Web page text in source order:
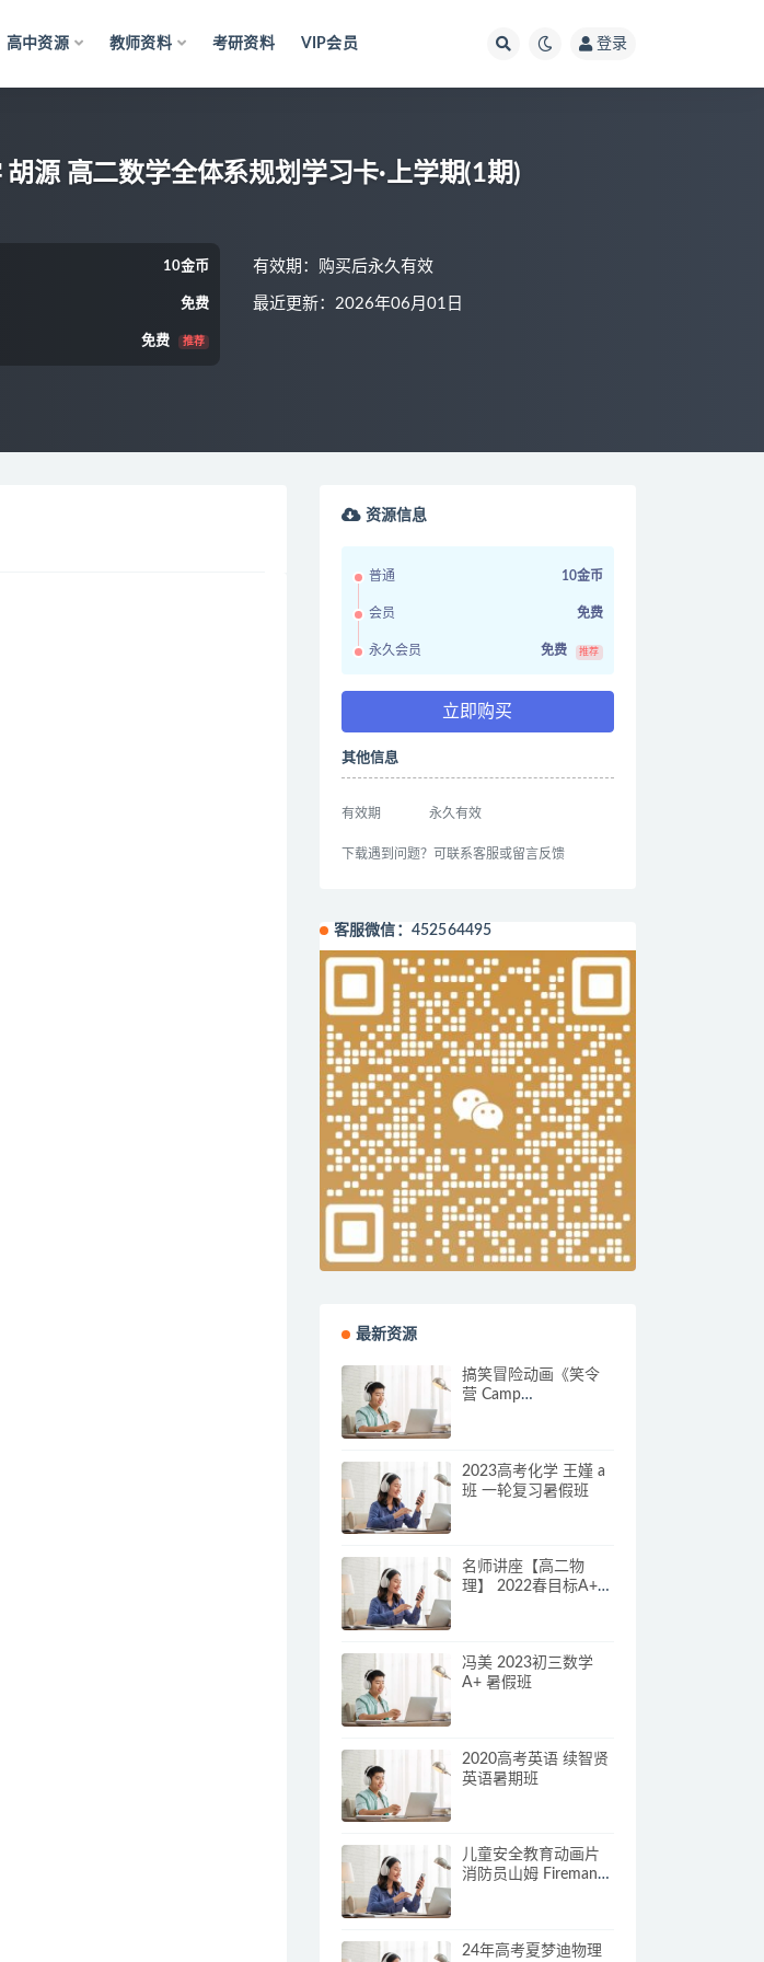
高中资源 教师资料 考研资料 VIP会员 登录
源 高二数学全体系规划学习卡·上学期(1期)
10金币
免费
免费 推荐
有效期：购买后永久有效
最近更新：2026年06月01日
资源信息
普通 10金币
会员 免费
永久会员 免费 推荐
立即购买
其他信息
有效期 永久有效
下载遇到问题？可联系客服或留言反馈
客服微信：452564495
最新资源
搞笑冒险动画《笑令
营 Camp
2023高考化学 王嫤 a
班 一轮复习暑假班
名师讲座【高二物
理】 2022春目标A+班
冯美 2023初三数学
A+ 暑假班
2020高考英语 续智贤
英语暑期班
儿童安全教育动画片
消防员山姆 Fireman
24年高考夏梦迪物理